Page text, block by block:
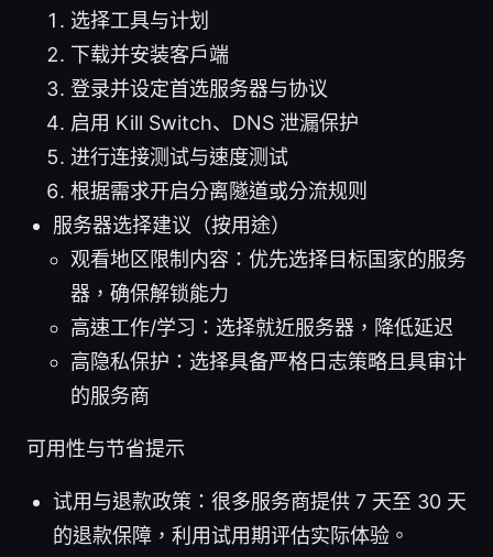
选择工具与计划
下载并安装客户端
登录并设定首选服务器与协议
启用 Kill Switch、DNS 泄漏保护
进行连接测试与速度测试
根据需求开启分离隧道或分流规则
服务器选择建议（按用途）
观看地区限制内容：优先选择目标国家的服务
器，确保解锁能力
高速工作/学习：选择就近服务器，降低延迟
高隐私保护：选择具备严格日志策略且具审计
的服务商
可用性与节省提示
试用与退款政策：很多服务商提供 7 天至 30 天
的退款保障，利用试用期评估实际体验。